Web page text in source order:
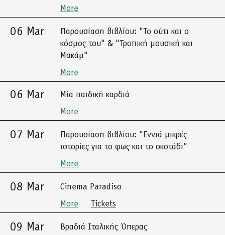
More
06 Mar
Παρουσίαση βιβλίου: "Το ούτι και ο
κόσμος του" & "Τροπική μουσική και
Μακάμ"
More
06 Mar
Μία παιδική καρδιά
More
07 Mar
Παρουσίαση βιβλίου: "Εννιά μικρές
ιστορίες για το φως και το σκοτάδι"
More
08 Mar
Cinema Paradiso
More
Tickets
09 Mar
Βραδιά Ιταλικής Όπερας